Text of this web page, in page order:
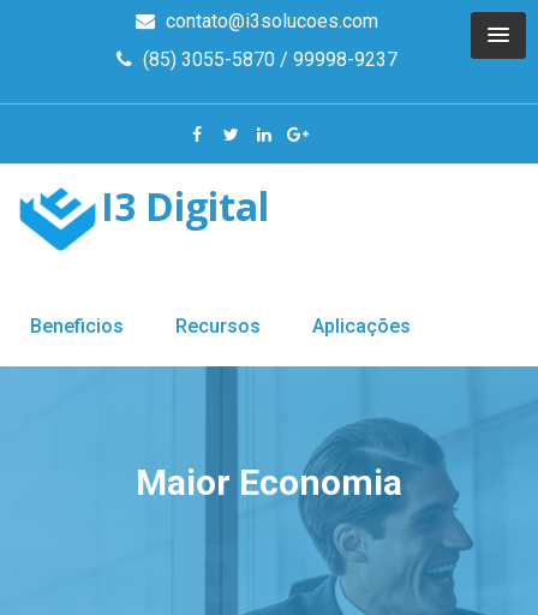
contato@i3solucoes.com
(85) 3055-5870 / 99998-9237
I3 Digital
Beneficios Recursos Aplicações
Maior Economia